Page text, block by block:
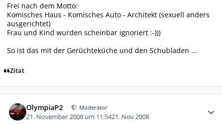
Frei nach dem Motto:
Komisches Haus - Komisches Auto - Architekt (sexuell anders
ausgerichtet)
Frau und Kind wurden scheinbar ignoriert :-)))
So ist das mit der Gerüchteküche und den Schubladen ...
Zitat
OlympiaP2 Moderator
21. November 2008 um 11:5421. Nov 2008